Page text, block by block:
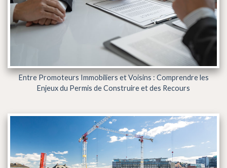
Entre Promoteurs Immobiliers et Voisins : Comprendre les
Enjeux du Permis de Construire et des Recours